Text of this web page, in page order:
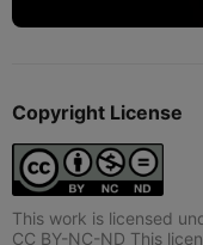
Copyright License
This work is licensed
CC BY-NC-ND This